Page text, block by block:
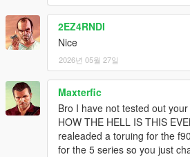
2EZ4RNDI
Nice
2026년 05월 27일
Maxterfic
Bro I have not tested out
HOW THE HELL IS THIS
realeaded a toruing for the
for the 5 series so you just